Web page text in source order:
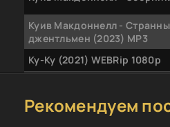
Куив Макдоннелл -
джентльмен (2023) MP3
Ку-Ку (2021) WEBRip 1080p
Куив Макдоннелл - День,
Рекомендуем